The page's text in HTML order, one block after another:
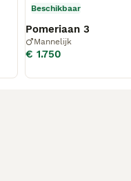
Beschikbaar
Pomeriaan 3
Mannelijk
€ 1.750